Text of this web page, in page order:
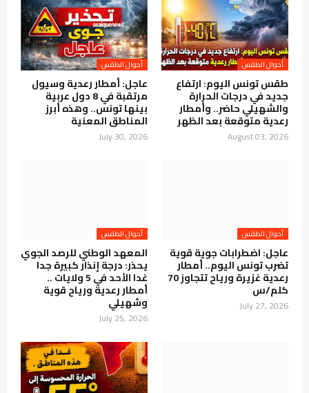
أحوال الطقس
طقس تونس اليوم: ارتفاع
جديد في درجات الحرارة
والشهيلي حاضر.. وأمطار
رعدية متوقعة بعد الظهر
August 03, 2026
أحوال الطقس
عاجل: أمطار رعدية وسيول
مرتقبة في 8 دول عربية
بينها تونس.. وهذه أبرز
المناطق المعنية
July 30, 2026
أحوال الطقس
عاجل: اضطرابات جوية قوية
تضرب تونس اليوم.. أمطار
رعدية غزيرة ورياح تتجاوز 70
كلم/س
July 27, 2026
أحوال الطقس
المعهد الوطني للرصد الجوي
يحذر: درجة إنذار كبيرة جدا
غدا الأحد في 5 ولايات ..
أمطار رعدية ورياح قوية
وشهيلي
July 25, 2026